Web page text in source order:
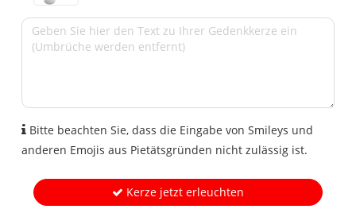
Bitte beachten Sie, dass die Eingabe von Smileys und
anderen Emojis aus Pietätsgründen nicht zulässig ist.
Kerze jetzt erleuchten